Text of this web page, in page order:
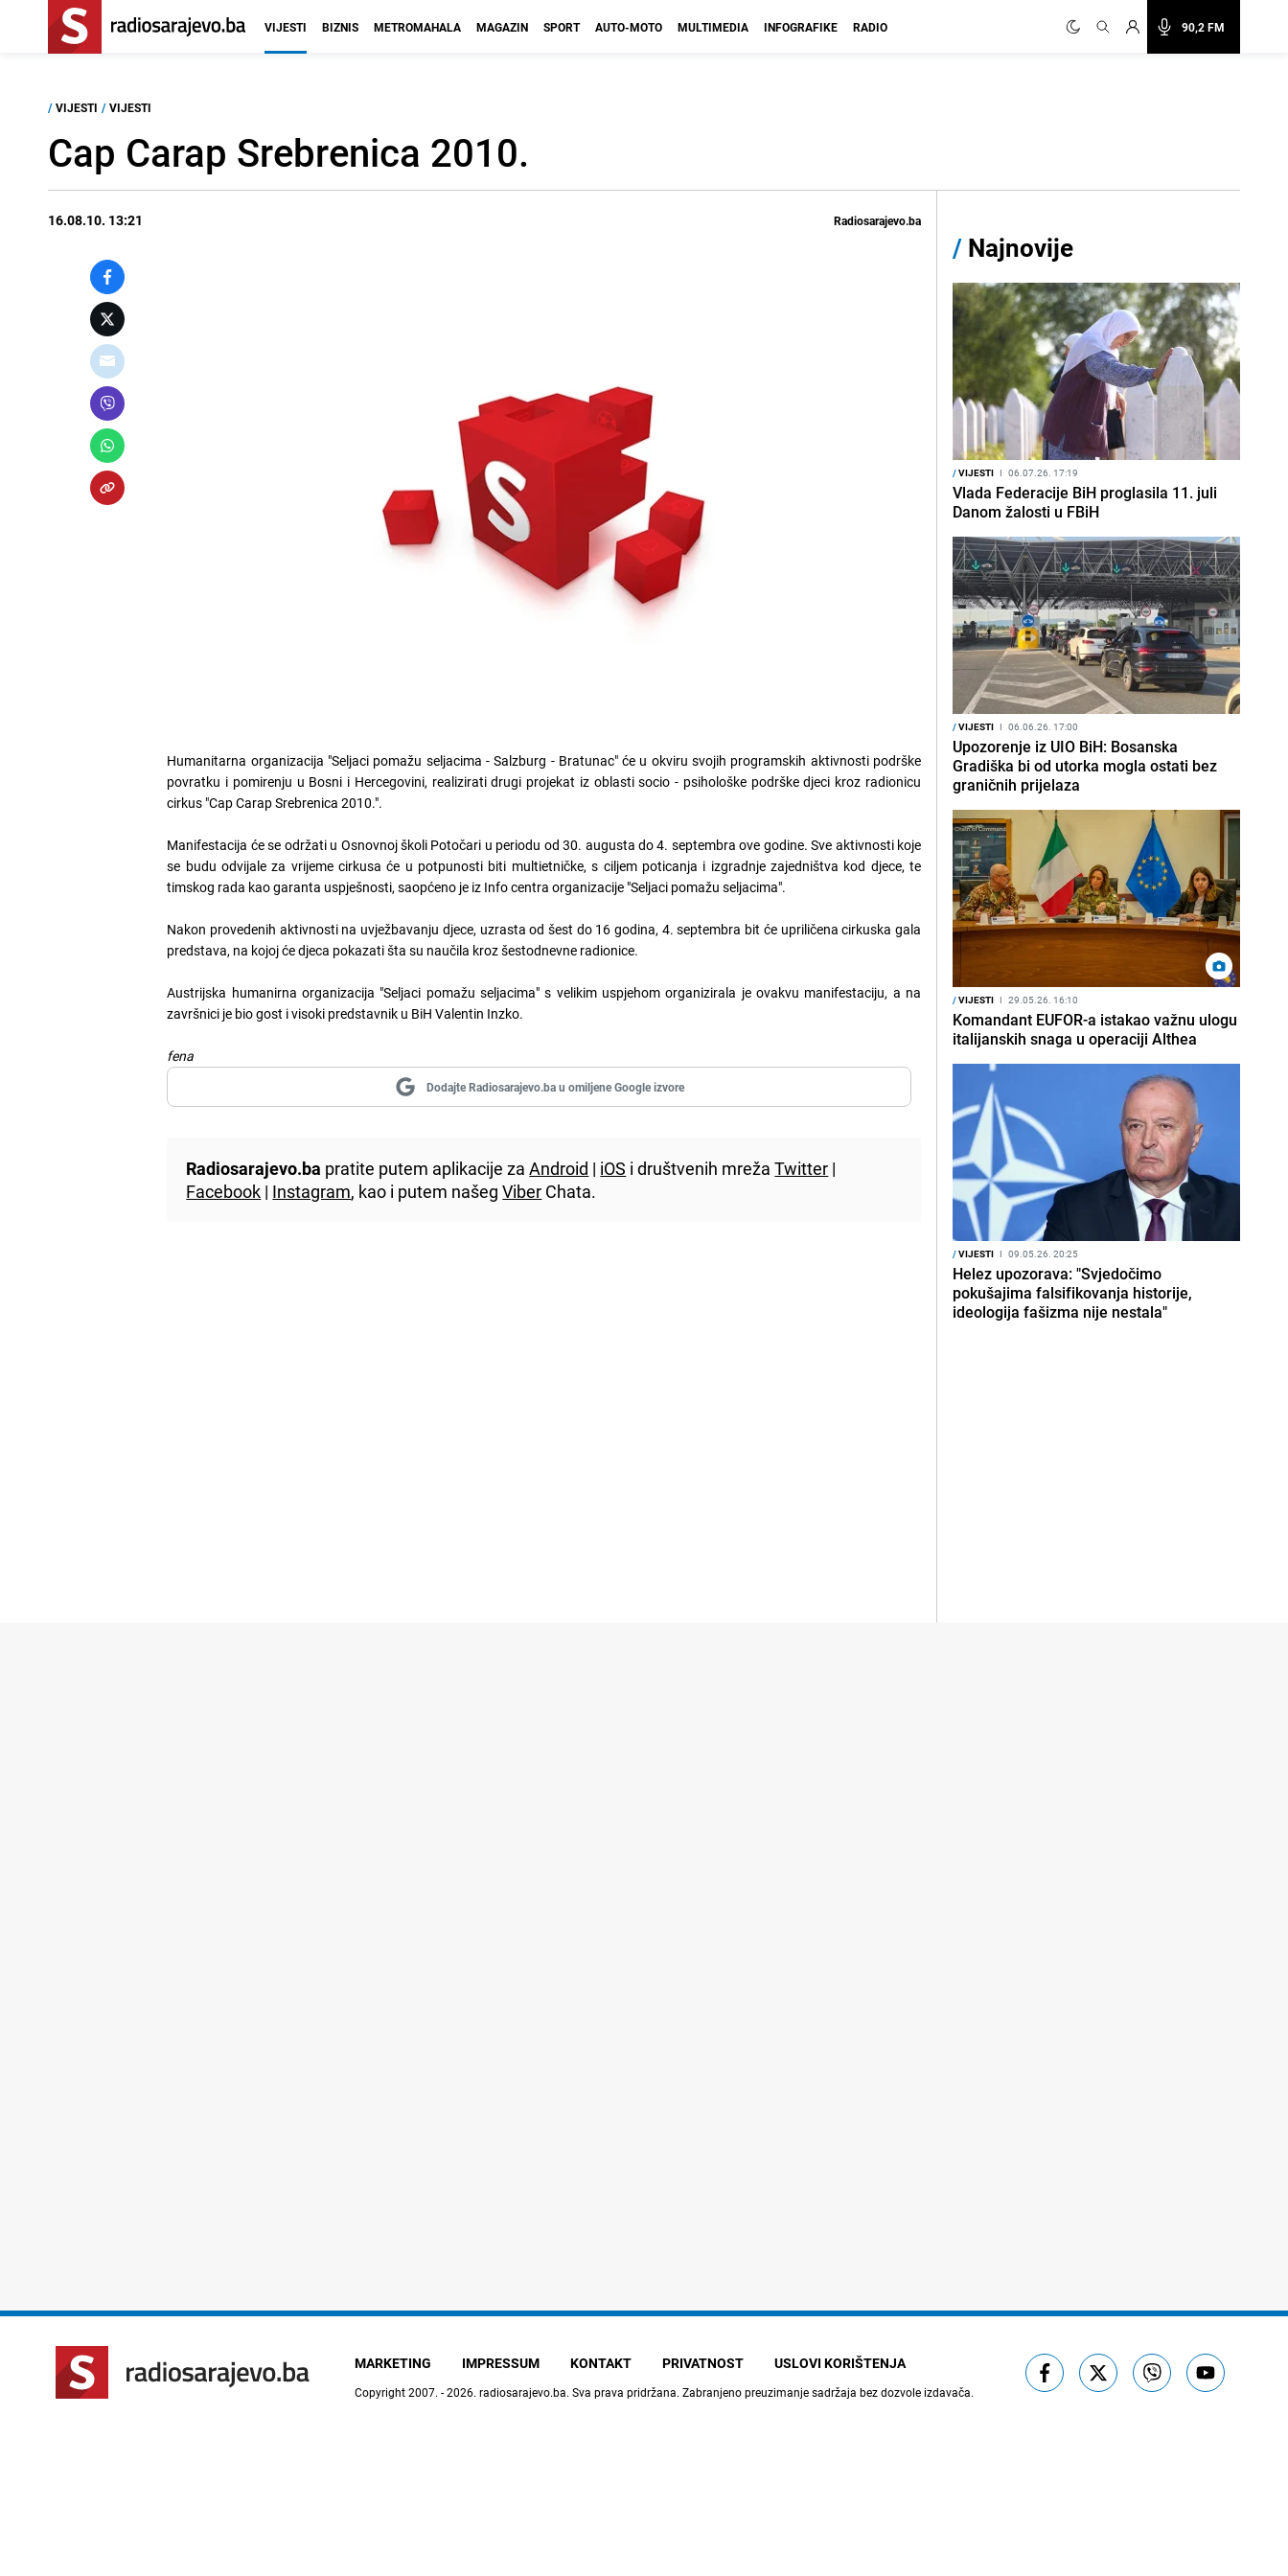
90,2 FM
VIJESTI BIZNIS METROMAHALA MAGAZIN SPORT AUTO-MOTO MULTIMEDIA INFOGRAFIKE RADIO
/ VIJESTI / VIJESTI
Cap Carap Srebrenica 2010.
16.08.10. 13:21 Radiosarajevo.ba
Humanitarna organizacija "Seljaci pomažu seljacima - Salzburg - Bratunac" će u okviru svojih programskih aktivnosti podrške
povratku i pomirenju u Bosni i Hercegovini, realizirati drugi projekat iz oblasti socio - psihološke podrške djeci kroz radionicu
cirkus "Cap Carap Srebrenica 2010.".
Manifestacija će se održati u Osnovnoj školi Potočari u periodu od 30. augusta do 4. septembra ove godine. Sve aktivnosti koje
se budu odvijale za vrijeme cirkusa će u potpunosti biti multietničke, s ciljem poticanja i izgradnje zajedništva kod djece, te
timskog rada kao garanta uspješnosti, saopćeno je iz Info centra organizacije "Seljaci pomažu seljacima".
Nakon provedenih aktivnosti na uvježbavanju djece, uzrasta od šest do 16 godina, 4. septembra bit će upriličena cirkuska gala
predstava, na kojoj će djeca pokazati šta su naučila kroz šestodnevne radionice.
Austrijska humanirna organizacija "Seljaci pomažu seljacima" s velikim uspjehom organizirala je ovakvu manifestaciju, a na
završnici je bio gost i visoki predstavnik u BiH Valentin Inzko.
fena
Dodajte Radiosarajevo.ba u omiljene Google izvore
Radiosarajevo.ba pratite putem aplikacije zaAndroid | iOS i društvenih mrežaTwitter |
Facebook | Instagram, kao i putem našegViber Chata.
/ Najnovije
/VIJESTI I 06.07.26. 17:19
Vlada Federacije BiH proglasila 11. juli
Danom žalosti u FBiH
/VIJESTI I 06.06.26. 17:00
Upozorenje iz UIO BiH: Bosanska
Gradiška bi od utorka mogla ostati bez
graničnih prijelaza
/VIJESTI I 29.05.26. 16:10
Komandant EUFOR-a istakao važnu ulogu
italijanskih snaga u operaciji Althea
/VIJESTI I 09.05.26. 20:25
Helez upozorava: "Svjedočimo
pokušajima falsifikovanja historije,
ideologija fašizma nije nestala"
MARKETING IMPRESSUM KONTAKT PRIVATNOST USLOVI KORIŠTENJA
Copyright 2007. - 2026. radiosarajevo.ba. Sva prava pridržana. Zabranjeno preuzimanje sadržaja bez dozvole izdavača.